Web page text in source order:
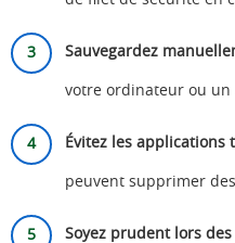
Sauvegardez
votre ordinateur ou un
Évitez les applications
peuvent supprimer
Soyez prudent lors